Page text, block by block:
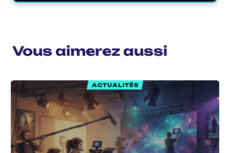
Vous aimerez aussi
ACTUALITÉS